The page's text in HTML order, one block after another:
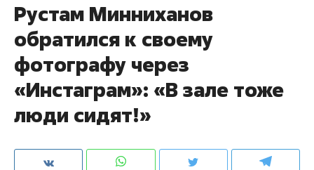
Рустам Минниханов
обратился к своему
фотографу через
«Инстаграм»: «В зале тоже
люди сидят!»